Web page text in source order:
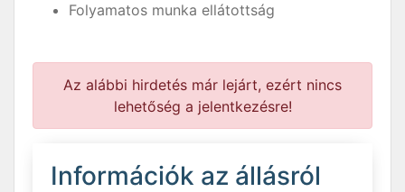
Folyamatos munka ellátottság
Az alábbi hirdetés már lejárt, ezért nincs
lehetőség a jelentkezésre!
Információk az állásról